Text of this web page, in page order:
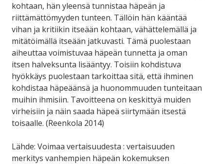
kohtaan, hän yleensä tunnistaa häpeän ja
riittämättömyyden tunteen. Tällöin hän kääntää
vihan ja kritiikin itseään kohtaan, vähättelemällä ja
mitätöimällä itseään jatkuvasti. Tämä puolestaan
aiheuttaa voimistuvaa häpeän tunnetta ja oman
itsen halveksunta lisääntyy. Toisiin kohdistuva
hyökkäys puolestaan tarkoittaa sitä, että ihminen
kohdistaa häpeäänsä ja huonommuuden tunteitaan
muihin ihmisiin. Tavoitteena on keskittyä muiden
virheisiin ja näin saada häpeä siirtymään itsestä
toisaalle. (Reenkola 2014)
Lähde: Voimaa vertaisuudesta : vertaisuuden
merkitys vanhempien häpeän kokemuksen